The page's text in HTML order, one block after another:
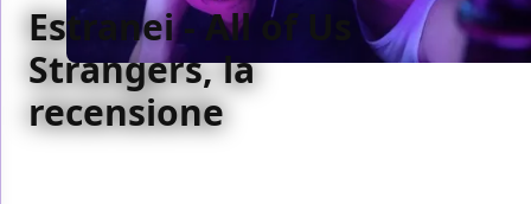
Estranei - All of Us
Strangers, la
recensione